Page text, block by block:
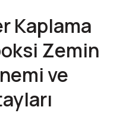
Kaplama
Zemin
ve